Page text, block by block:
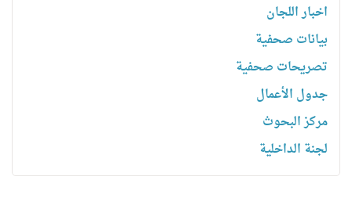
اخبار اللجان
بیانات صحفیة
تصریحات صحفیة
جدول الأعمال
مركز البحوث
لجنة الداخلية